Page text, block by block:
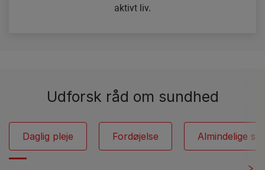
aktivt liv.
Udforsk råd om sundhed
Daglig pleje Fordøjelse Almindelige